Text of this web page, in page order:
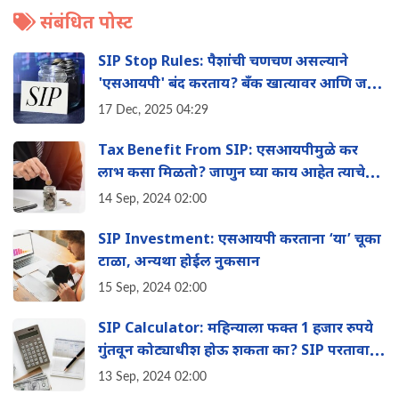
संबंधित पोस्ट
SIP Stop Rules: पैशांची चणचण असल्याने
'एसआयपी' बंद करताय? बँक खात्यावर आणि जमा
पैशांवर काय परिणाम होईल?
17 Dec, 2025 04:29
Tax Benefit From SIP: एसआयपीमुळे कर
लाभ कसा मिळतो? जाणुन घ्या काय आहेत त्याचे
फायदे?
14 Sep, 2024 02:00
SIP Investment: एसआयपी करताना ‘या’ चूका
टाळा, अन्यथा होईल नुकसान
15 Sep, 2024 02:00
SIP Calculator: महिन्याला फक्त 1 हजार रुपये
गुंतवून कोट्याधीश होऊ शकता का? SIP परतावा
कसा मोजायचा? वाचा
13 Sep, 2024 02:00